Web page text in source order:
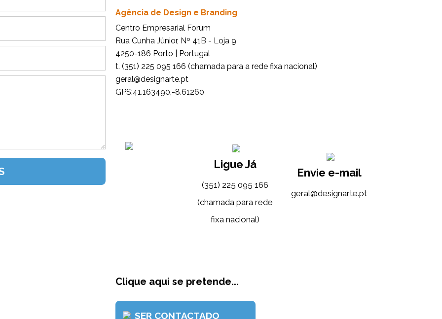
Agência de Design e Branding
Centro Empresarial Forum
Rua Cunha Júnior, Nº 41B - Loja 9
4250-186 Porto | Portugal
t. (351) 225 095 166 (chamada para a rede fixa nacional)
tp.etrangised@lareg
GPS:41.163490,-8.61260
Ligue Já
(351) 225 095 166
(chamada para rede
fixa nacional)
Envie e-mail
tp.etrangised@lareg
Clique aqui se pretende...
SER CONTACTADO